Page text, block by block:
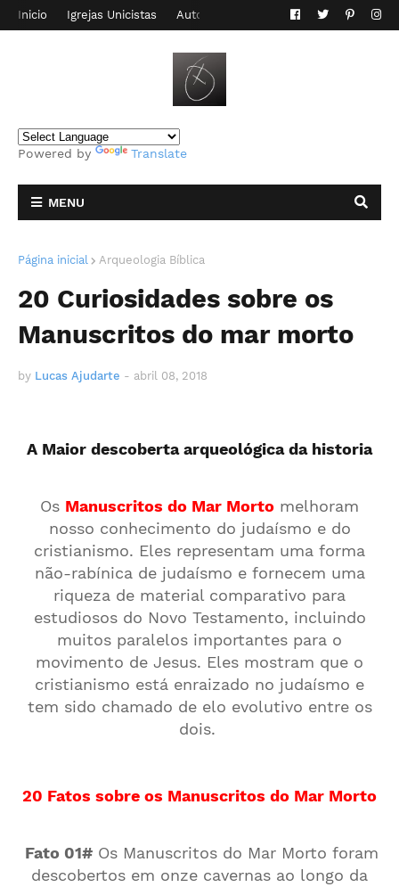
Inicio Igrejas Unicistas Autor do Blog Contato
Powered by Translate
MENU
Página inicial Arqueologia Bíblica
20 Curiosidades sobre os
Manuscritos do mar morto
by Lucas Ajudarte - abril 08, 2018
A Maior descoberta arqueológica da historia
Os Manuscritos do Mar Morto melhoram
nosso conhecimento do judaísmo e do
cristianismo. Eles representam uma forma
não-rabínica de judaísmo e fornecem uma
riqueza de material comparativo para
estudiosos do Novo Testamento, incluindo
muitos paralelos importantes para o
movimento de Jesus. Eles mostram que o
cristianismo está enraizado no judaísmo e
tem sido chamado de elo evolutivo entre os
dois.
20 Fatos sobre os Manuscritos do Mar Morto
Fato 01# Os Manuscritos do Mar Morto foram
descobertos em onze cavernas ao longo da